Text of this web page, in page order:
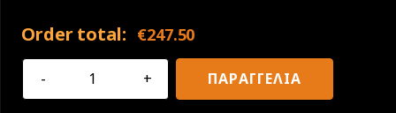
Order total: €247.50
255/35R19
ΠΑΡΑΓΓΕΛΙΑ